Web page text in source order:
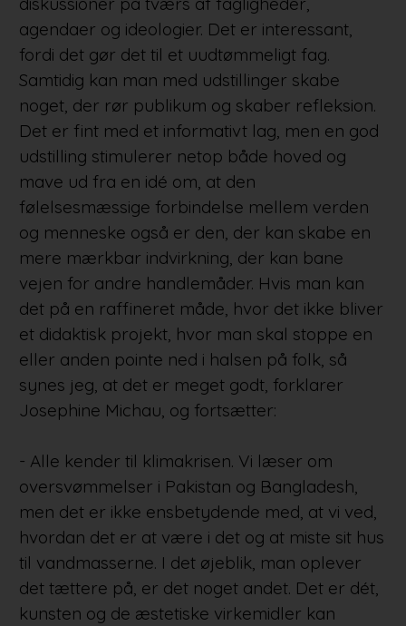
agendaer og ideologier. Det er interessant,
fordi det gør det til et uudtømmeligt fag.
Samtidig kan man med udstillinger skabe
noget, der rør publikum og skaber refleksion.
Det er fint med et informativt lag, men en god
udstilling stimulerer netop både hoved og
mave ud fra en idé om, at den
følelsesmæssige forbindelse mellem verden
og menneske også er den, der kan skabe en
mere mærkbar indvirkning, der kan bane
vejen for andre handlemåder. Hvis man kan
det på en raffineret måde, hvor det ikke bliver
et didaktisk projekt, hvor man skal stoppe en
eller anden pointe ned i halsen på folk, så
synes jeg, at det er meget godt, forklarer
Josephine Michau, og fortsætter:
- Alle kender til klimakrisen. Vi læser om
oversvømmelser i Pakistan og Bangladesh,
men det er ikke ensbetydende med, at vi ved,
hvordan det er at være i det og at miste sit hus
til vandmasserne. I det øjeblik, man oplever
det tættere på, er det noget andet. Det er dét,
kunsten og de æstetiske virkemidler kan